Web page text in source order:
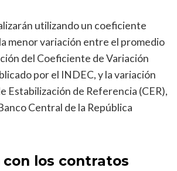
utilizando un coeficiente
menor variación entre el promedio
del Coeficiente de Variación
por el INDEC, y la variación
Estabilización de Referencia (CER),
Central de la República
con los contratos